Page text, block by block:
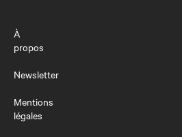
À
propos
Newsletter
Mentions
légales